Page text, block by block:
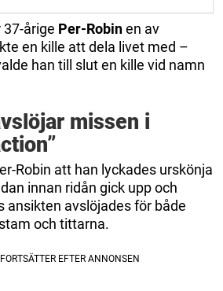
årige Per-Robinen av
en kille att dela livet med –
han till slut en kille vid namn
missen i
Robin att han lyckades urskönja
innan ridån gick upp och
ansikten avslöjades för både
och tittarna.